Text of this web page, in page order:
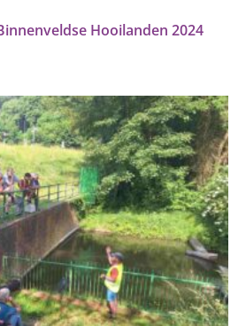
Hooilanden 2024